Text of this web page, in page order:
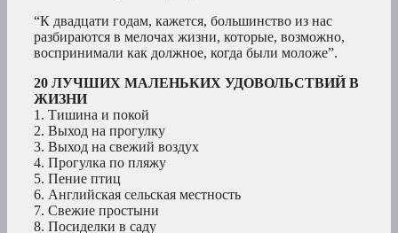
“К двадцати годам, кажется, большинство из нас
разбираются в мелочах жизни, которые, возможно,
воспринимали как должное, когда были моложе”.
20 ЛУЧШИХ МАЛЕНЬКИХ УДОВОЛЬСТВИЙ В
ЖИЗНИ
1. Тишина и покой
2. Выход на прогулку
3. Выход на свежий воздух
4. Прогулка по пляжу
5. Пение птиц
6. Английская сельская местность
7. Свежие простыни
8. Посиделки в саду